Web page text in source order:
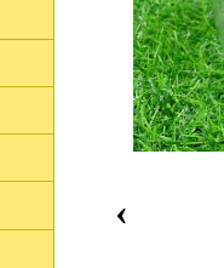
‹